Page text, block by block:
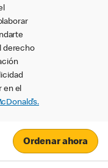
derecho
en el
Ordenar ahora